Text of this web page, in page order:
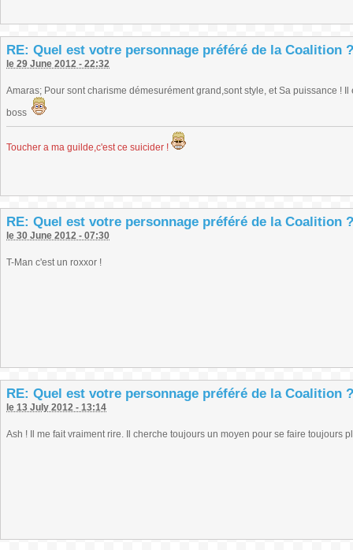
RE: Quel est votre personnage préféré de la Coalition ?
le 29 June 2012 - 22:32
Amaras; Pour sont charisme démesurément grand,sont style, et Sa puissance !
boss
Toucher a ma guilde,c'est ce suicider !
RE: Quel est votre personnage préféré de la Coalition ?
le 30 June 2012 - 07:30
T-Man c'est un roxxor !
RE: Quel est votre personnage préféré de la Coalition ?
le 13 July 2012 - 13:14
Ash ! Il me fait vraiment rire. Il cherche toujours un moyen pour se faire toujours